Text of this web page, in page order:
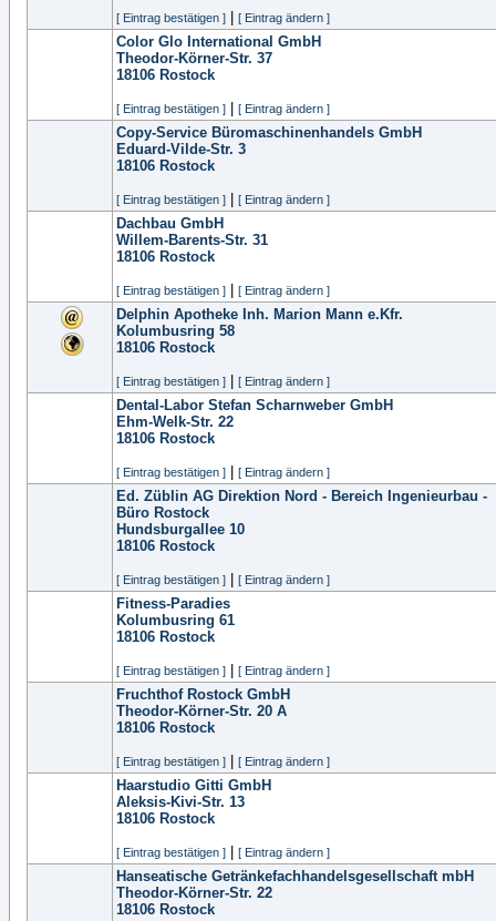
[ Eintrag bestätigen ] [ Eintrag ändern ]
Color Glo International GmbH
Theodor-Körner-Str. 37
18106 Rostock
[ Eintrag bestätigen ] [ Eintrag ändern ]
Copy-Service Büromaschinenhandels GmbH
Eduard-Vilde-Str. 3
18106 Rostock
[ Eintrag bestätigen ] [ Eintrag ändern ]
Dachbau GmbH
Willem-Barents-Str. 31
18106 Rostock
[ Eintrag bestätigen ] [ Eintrag ändern ]
Delphin Apotheke Inh. Marion Mann e.Kfr.
Kolumbusring 58
18106 Rostock
[ Eintrag bestätigen ] [ Eintrag ändern ]
Dental-Labor Stefan Scharnweber GmbH
Ehm-Welk-Str. 22
18106 Rostock
[ Eintrag bestätigen ] [ Eintrag ändern ]
Ed. Züblin AG Direktion Nord - Bereich Ingenieurbau -
Büro Rostock
Hundsburgallee 10
18106 Rostock
[ Eintrag bestätigen ] [ Eintrag ändern ]
Fitness-Paradies
Kolumbusring 61
18106 Rostock
[ Eintrag bestätigen ] [ Eintrag ändern ]
Fruchthof Rostock GmbH
Theodor-Körner-Str. 20 A
18106 Rostock
[ Eintrag bestätigen ] [ Eintrag ändern ]
Haarstudio Gitti GmbH
Aleksis-Kivi-Str. 13
18106 Rostock
[ Eintrag bestätigen ] [ Eintrag ändern ]
Hanseatische Getränkefachhandelsgesellschaft mbH
Theodor-Körner-Str. 22
18106 Rostock